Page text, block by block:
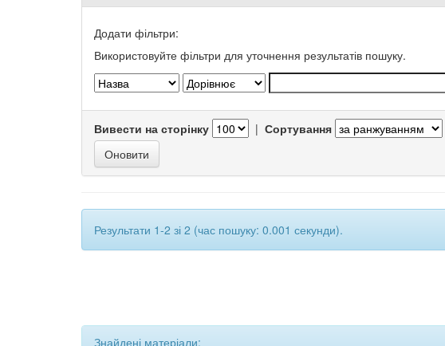
Додати фільтри:
Використовуйте фільтри для уточнення результатів пошуку.
Вивести на сторінку | Сортування
Результати 1-2 зі 2 (час пошуку: 0.001 секунди).
Знайдені матеріали: